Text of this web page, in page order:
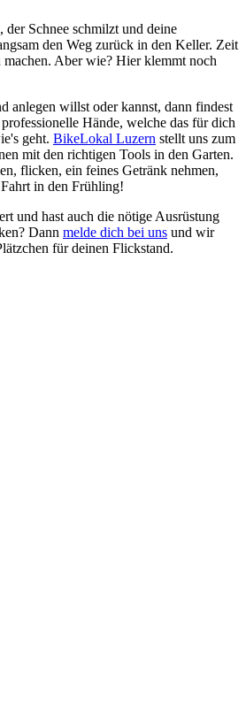
der Schnee schmilzt und deine
den Weg zurück in den Keller. Zeit
Aber wie? Hier klemmt noch
anlegen willst oder kannst, dann findest
Hände, welche das für dich
geht. BikeLokal Luzern stellt uns zum
mit den richtigen Tools in den Garten.
flicken, ein feines Getränk nehmen,
in den Frühling!
und hast auch die nötige Ausrüstung
Dann melde dich bei uns und wir
für deinen Flickstand.